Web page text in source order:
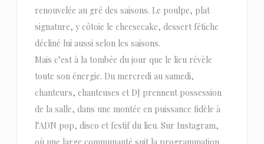
renouvelée au gré des saisons. Le poulpe, plat
signature, y côtoie le cheesecake, dessert fétiche
décliné lui aussi selon les saisons.
Mais c’est à la tombée du jour que le lieu révèle
toute son énergie. Du mercredi au samedi,
chanteurs, chanteuses et DJ prennent possession
de la salle, dans une montée en puissance fidèle à
l’ADN pop, disco et festif du lieu. Sur Instagram,